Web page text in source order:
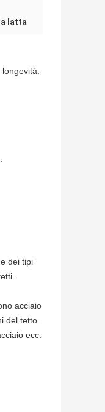
latta
dei tipi
acciaio
del tetto
ecc.